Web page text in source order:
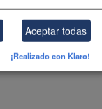
Aceptar todas
¡Realizado con Klaro!